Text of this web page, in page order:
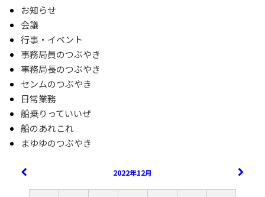
お知らせ
会議
行事・イベント
事務局員のつぶやき
事務局長のつぶやき
センムのつぶやき
日常業務
船乗りっていいぜ
船のあれこれ
まゆゆのつぶやき
2022年12月